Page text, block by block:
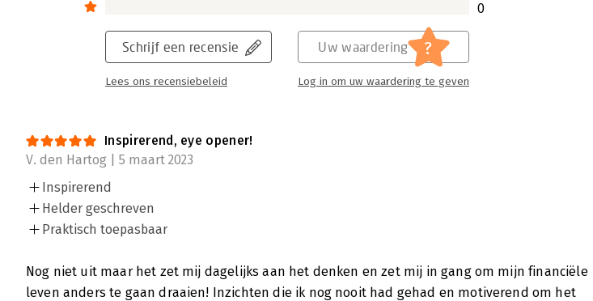
0
Schrijf een recensie
Lees ons recensiebeleid
Uw waardering ?
Log in om uw waardering te geven
Inspirerend, eye opener!
V. den Hartog | 5 maart 2023
Inspirerend
Helder geschreven
Praktisch toepasbaar
Nog niet uit maar het zet mij dagelijks aan het denken en zet mij in gang om mijn financiële
leven anders te gaan draaien! Inzichten die ik nog nooit had gehad en motiverend om het